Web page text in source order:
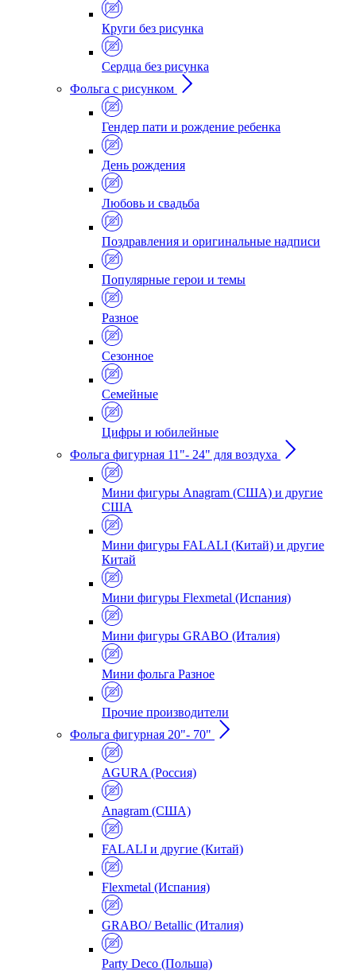
Круги без рисунка
Сердца без рисунка
Фольга с рисунком
Гендер пати и рождение ребенка
День рождения
Любовь и свадьба
Поздравления и оригинальные надписи
Популярные герои и темы
Разное
Сезонное
Семейные
Цифры и юбилейные
Фольга фигурная 11"- 24" для воздуха
Мини фигуры Anagram (США) и другие
США
Мини фигуры FALALI (Китай) и другие
Китай
Мини фигуры Flexmetal (Испания)
Мини фигуры GRABO (Италия)
Мини фольга Разное
Прочие производители
Фольга фигурная 20"- 70"
AGURA (Россия)
Anagram (США)
FALALI и другие (Китай)
Flexmetal (Испания)
GRABO/ Betallic (Италия)
Party Deco (Польша)